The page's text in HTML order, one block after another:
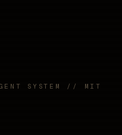
SYSTEM // MIT